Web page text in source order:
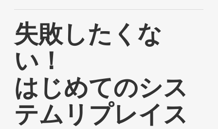
失敗したくな
い！
はじめてのシス
テムリプレイス